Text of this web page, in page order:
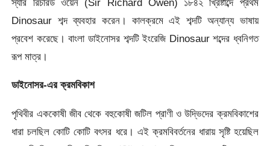
Dinosaur শব্দ ব্যবহার করেন। কালক্রমে এই শব্দটি অন্যান্য ভাষায়
প্রবেশ করেছে। বাংলা ডাইনোসর শব্দটি ইংরেজি Dinosaur শব্দের ধ্বনিগত
রূপ মাত্র।
ডাইনোসর-এর ক্রমবিকাশ
পৃথিবীর এককোষী জীব থেকে বহুকোষী জটিল প্রাণী ও উদ্ভিদের ক্রমবিকাশের
ধারা চলছিল কোটি কোটি বৎসর ধরে। এই ক্রমবিবর্তনের ধারায় সৃষ্টি হয়েছিল